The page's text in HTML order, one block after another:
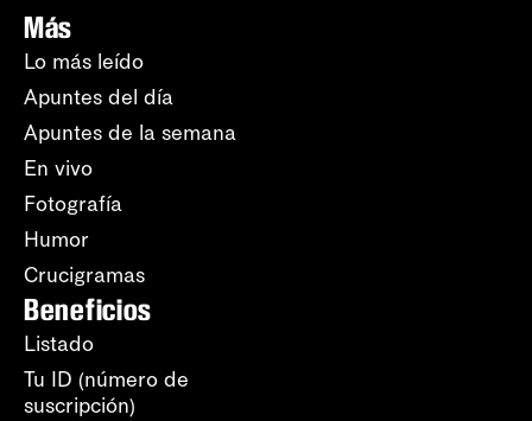
Más
Lo más leído
Apuntes del día
Apuntes de la semana
En vivo
Fotografía
Humor
Crucigramas
Beneficios
Listado
Tu ID (número de
suscripción)